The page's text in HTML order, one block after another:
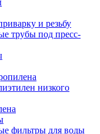
и резьбу
трубы под пресс-
низкого
фильтры для воды